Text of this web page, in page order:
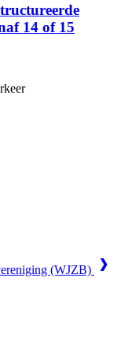
14 of 15
(WJZB)